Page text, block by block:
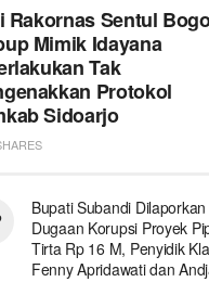
Rakornas Sentul
Mimik Idayana
Tak
Protokol
Sidoarjo
Bupati Subandi
Dugaan Korupsi Proyek
Tirta Rp 16 M, Penyidik
Fenny Apridawati dan